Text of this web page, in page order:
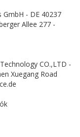
GmbH - DE 40237
Allee 277 -
CO.,LTD -
Xuegang Road